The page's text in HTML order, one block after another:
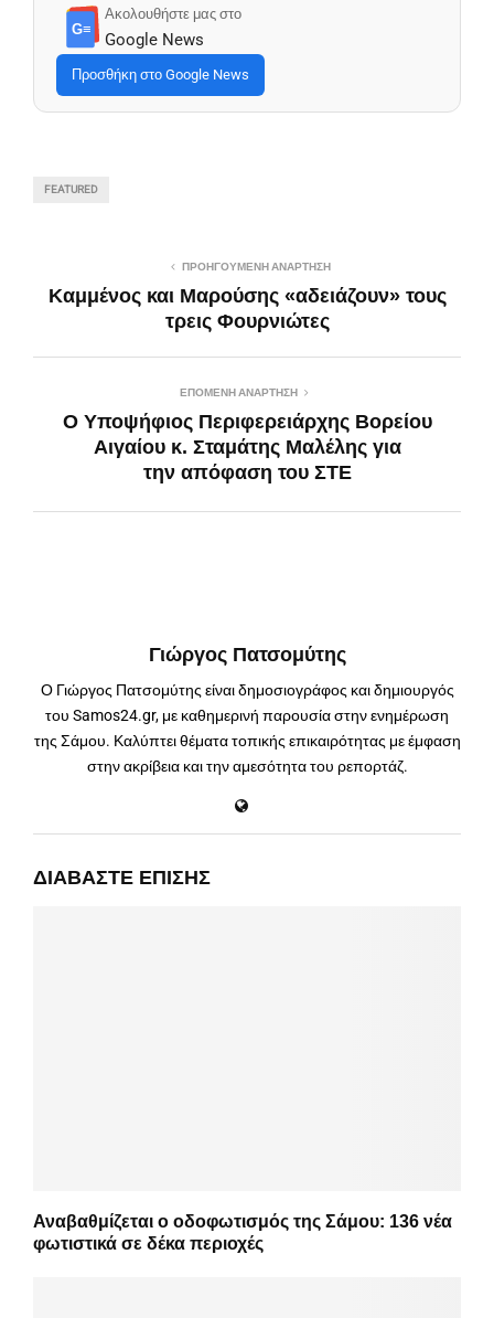
G≡
Ακολουθήστε μας στο
Google News
Προσθήκη στο Google News
FEATURED
ΠΡΟΗΓΟΎΜΕΝΗ ΑΝΆΡΤΗΣΗ
Καμμένος και Μαρούσης «αδειάζουν» τους
τρεις Φουρνιώτες
ΕΠΌΜΕΝΗ ΑΝΆΡΤΗΣΗ
Ο Υποψήφιος Περιφερειάρχης Βορείου
Αιγαίου κ. Σταμάτης Μαλέλης για
την απόφαση του ΣΤΕ
Γιώργος Πατσομύτης
Ο Γιώργος Πατσομύτης είναι δημοσιογράφος και δημιουργός
του Samos24.gr, με καθημερινή παρουσία στην ενημέρωση
της Σάμου. Καλύπτει θέματα τοπικής επικαιρότητας με έμφαση
στην ακρίβεια και την αμεσότητα του ρεπορτάζ.
ΔΙΑΒΆΣΤΕ ΕΠΊΣΗΣ
Αναβαθμίζεται ο οδοφωτισμός της Σάμου: 136 νέα
φωτιστικά σε δέκα περιοχές